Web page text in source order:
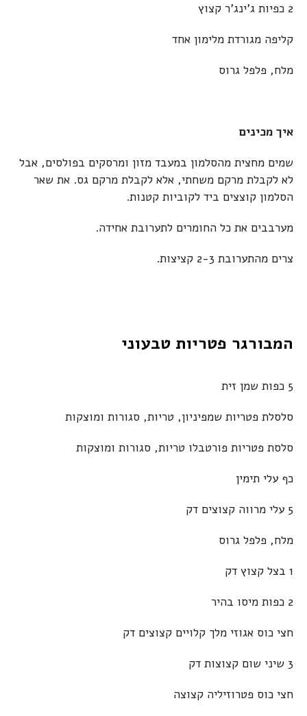
2 כפיות ג'ינג'ר קצוץ
קליפה מגורדת מלימון אחד
מלח, פלפל גרוס
איך מכינים
שמים מחצית מהסלמון במעבד מזון ומרסקים בפולסים, אבל
לא לקבלת מרקם משחתי, אלא לקבלת מרקם גס. את שאר
הסלמון קוצצים ביד לקוביות קטנות.
מערבבים את כל החומרים לתערובת אחידה.
צרים מהתערובת 2-3 קציצות.
המבורגר פטריות טבעוני
5 כפות שמן זית
סלסלת פטריות שמפיניון, טריות, סגורות ומוצקות
סלסת פטריות פורטבלו טריות, סגורות ומוצקות
כף עלי תימין
5 עלי מרווה קצוצים דק
מלח, פלפל גרוס
1 בצל קצוץ דק
2 כפות מיסו בהיר
חצי כוס אגוזי מלך קלויים קצוצים דק
3 שיני שום קצוצות דק
חצי כוס פטרוזיליה קצוצה